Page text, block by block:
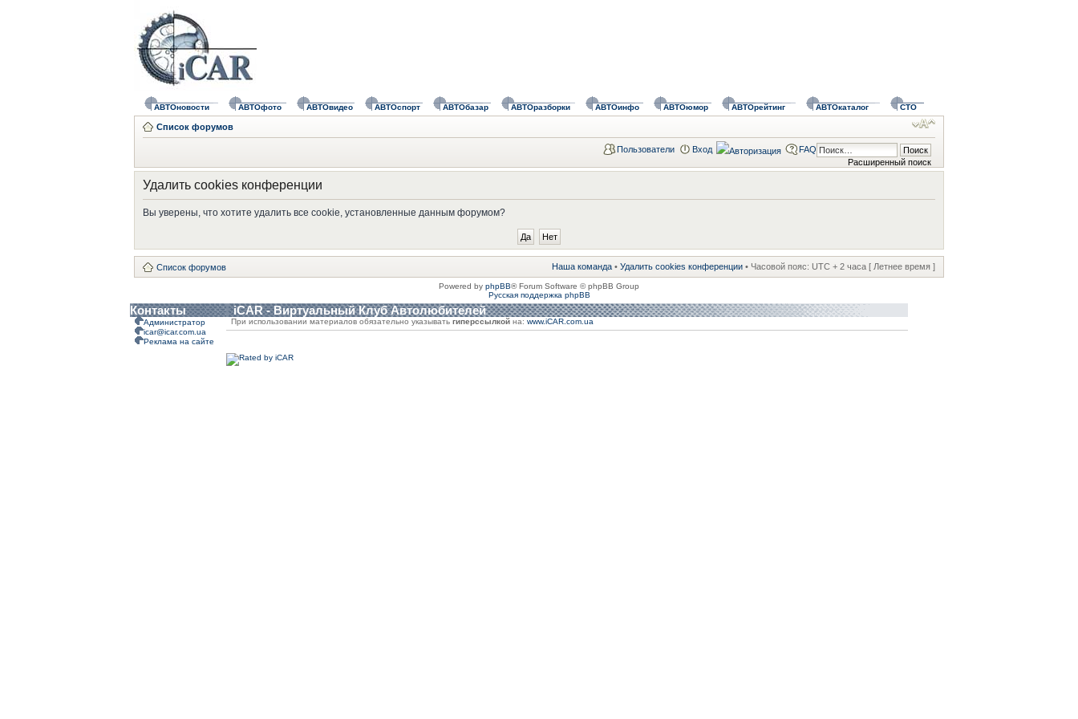
АВТОновости АВТОфото АВТОвидео АВТОспорт АВТОбазар АВТОразборки АВТОинфо АВТОюмор АВТОрейтинг АВТОкаталог СТО
Список форумов
Расширенный поиск
Пользователи Вход FAQ
Удалить cookies конференции
Вы уверены, что хотите удалить все cookie, установленные данным форумом?
Список форумов Наша команда • Удалить cookies конференции • Часовой пояс: UTC + 2 часа [ Летнее время ]
Powered by phpBB® Forum Software © phpBB Group
Русская поддержка phpBB
Контакты iCAR - Виртуальный Клуб Автолюбителей
Администратор
icar@icar.com.ua
Реклама на сайте
При использовании материалов обязательно указывать гиперссылкой на: www.iCAR.com.ua